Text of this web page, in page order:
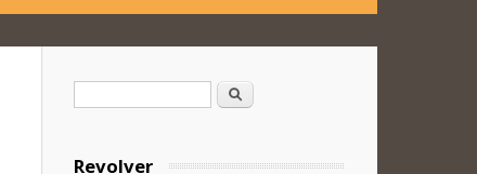
Formulario de búsqueda
Buscar
Revolver